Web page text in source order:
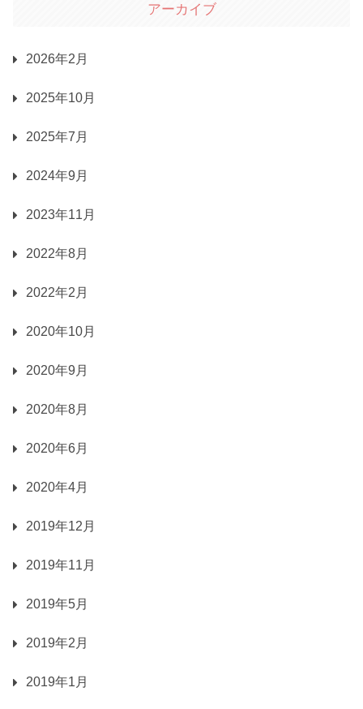
アーカイブ
2026年2月
2025年10月
2025年7月
2024年9月
2023年11月
2022年8月
2022年2月
2020年10月
2020年9月
2020年8月
2020年6月
2020年4月
2019年12月
2019年11月
2019年5月
2019年2月
2019年1月